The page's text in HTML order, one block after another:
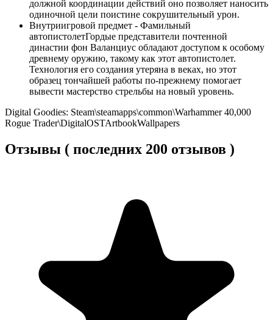
должной координации действий оно позволяет наносить
одиночной цели поистине сокрушительный урон.
Внутриигровой предмет - Фамильный
автопистолетГордые представители почтенной
династии фон Валанциус обладают доступом к особому
древнему оружию, такому как этот автопистолет.
Технология его создания утеряна в веках, но этот
образец тончайшей работы по-прежнему помогает
вывести мастерство стрельбы на новый уровень.
Digital Goodies: Steam\steamapps\common\Warhammer 40,000
Rogue Trader\DigitalOSTArtbookWallpapers
Отзывы ( последних 200 отзывов )